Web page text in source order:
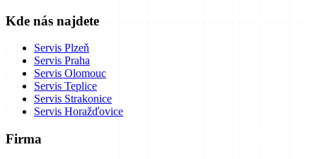
Kde nás najdete
Servis Plzeň
Servis Praha
Servis Olomouc
Servis Teplice
Servis Strakonice
Servis Horažďovice
Firma